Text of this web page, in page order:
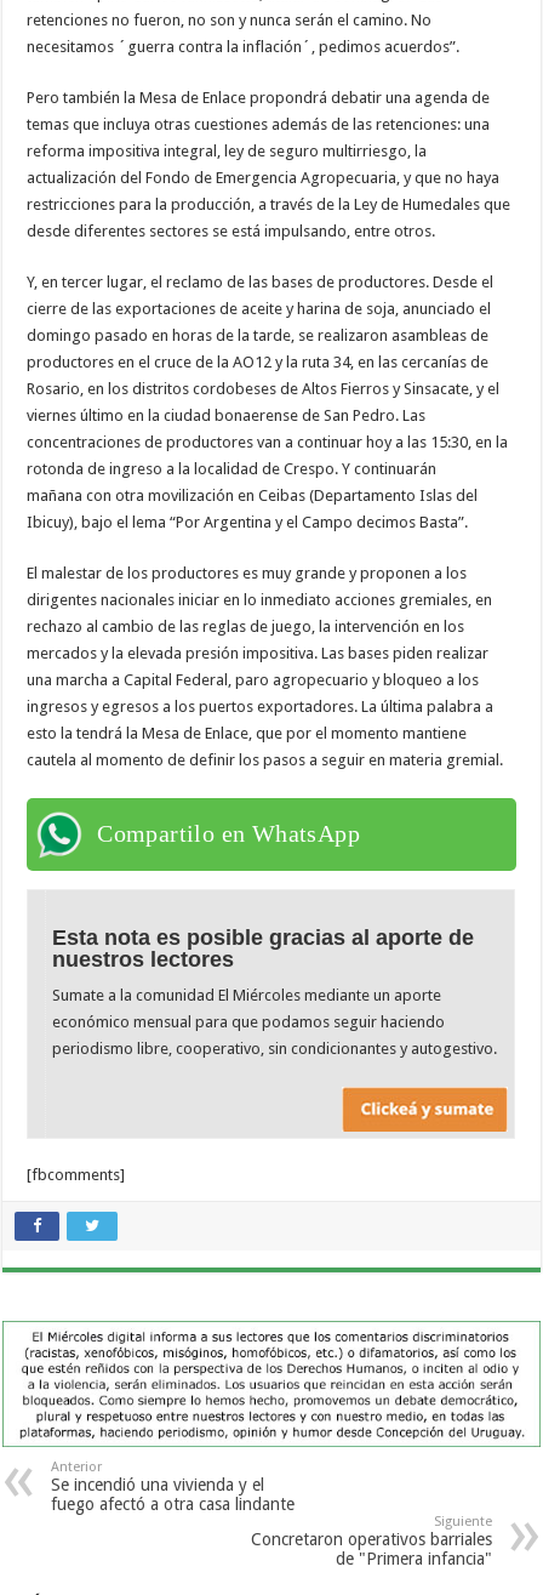
retenciones no fueron, no son y nunca serán el camino. No
necesitamos ´guerra contra la inflación´, pedimos acuerdos”.
Pero también la Mesa de Enlace propondrá debatir una agenda de
temas que incluya otras cuestiones además de las retenciones: una
reforma impositiva integral, ley de seguro multirriesgo, la
actualización del Fondo de Emergencia Agropecuaria, y que no haya
restricciones para la producción, a través de la Ley de Humedales que
desde diferentes sectores se está impulsando, entre otros.
Y, en tercer lugar, el reclamo de las bases de productores. Desde el
cierre de las exportaciones de aceite y harina de soja, anunciado el
domingo pasado en horas de la tarde, se realizaron asambleas de
productores en el cruce de la AO12 y la ruta 34, en las cercanías de
Rosario, en los distritos cordobeses de Altos Fierros y Sinsacate, y el
viernes último en la ciudad bonaerense de San Pedro. Las
concentraciones de productores van a continuar hoy a las 15:30, en la
rotonda de ingreso a la localidad de Crespo. Y continuarán
mañana con otra movilización en Ceibas (Departamento Islas del
Ibicuy), bajo el lema “Por Argentina y el Campo decimos Basta”.
El malestar de los productores es muy grande y proponen a los
dirigentes nacionales iniciar en lo inmediato acciones gremiales, en
rechazo al cambio de las reglas de juego, la intervención en los
mercados y la elevada presión impositiva. Las bases piden realizar
una marcha a Capital Federal, paro agropecuario y bloqueo a los
ingresos y egresos a los puertos exportadores. La última palabra a
esto la tendrá la Mesa de Enlace, que por el momento mantiene
cautela al momento de definir los pasos a seguir en materia gremial.
Compartilo en WhatsApp
Esta nota es posible gracias al aporte de
nuestros lectores
Sumate a la comunidad El Miércoles mediante un aporte
económico mensual para que podamos seguir haciendo
periodismo libre, cooperativo, sin condicionantes y autogestivo.
[fbcomments]
Anterior
Se incendió una vivienda y el
fuego afectó a otra casa lindante
Siguiente
Concretaron operativos barriales
de "Primera infancia"